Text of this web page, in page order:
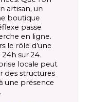
artisan, un
boutique
passe
en ligne.
le rôle d’une
sur 24.
locale peut
des structures
une présence